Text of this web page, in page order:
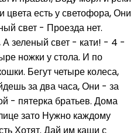
есть у светофора, Они
свет - Проезда нет.
А зеленый свет - кати! - 4 -
ножки у стола. И по
Бегут четыре колеса,
за два часа, Они - за
- пятерка братьев. Дома
зато Нужно каждому
Хотят. Дай им каши с